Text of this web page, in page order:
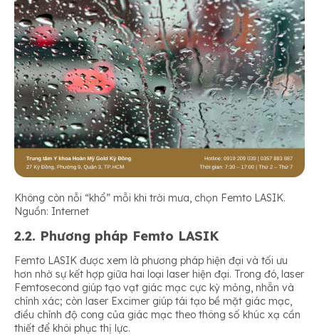
Không còn nỗi “khổ” mỗi khi trời mưa, chọn Femto LASIK.
Nguồn: Internet
2.2. Phương pháp Femto LASIK
Femto LASIK được xem là phương pháp hiện đại và tối ưu
hơn nhờ sự kết hợp giữa hai loại laser hiện đại. Trong đó, laser
Femtosecond giúp tạo vạt giác mạc cực kỳ mỏng, nhẵn và
chính xác; còn laser Excimer giúp tái tạo bề mặt giác mạc,
điều chỉnh độ cong của giác mạc theo thông số khúc xạ cần
thiết để khôi phục thị lực.